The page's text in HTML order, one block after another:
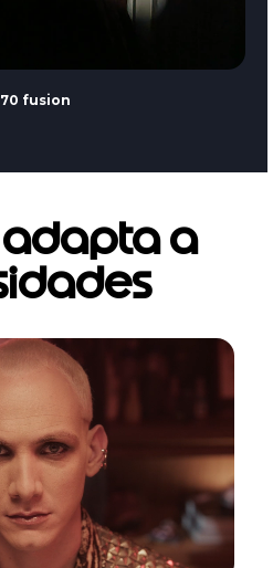
fusion
adapta a